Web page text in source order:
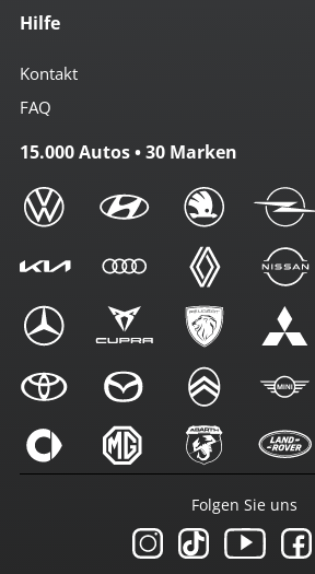
Hilfe
Kontakt
FAQ
15.000 Autos • 30 Marken
Folgen Sie uns